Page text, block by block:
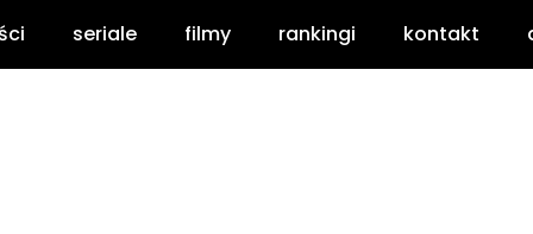
seriale filmy rankingi kontakt